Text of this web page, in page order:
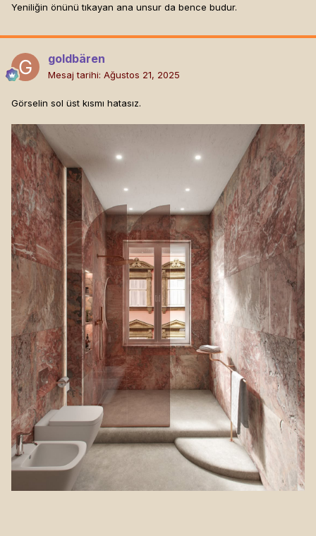
Yeniliğin önünü tıkayan ana unsur da bence budur.
goldbären
Mesaj tarihi: Ağustos 21, 2025
Görselin sol üst kısmı hatasız.